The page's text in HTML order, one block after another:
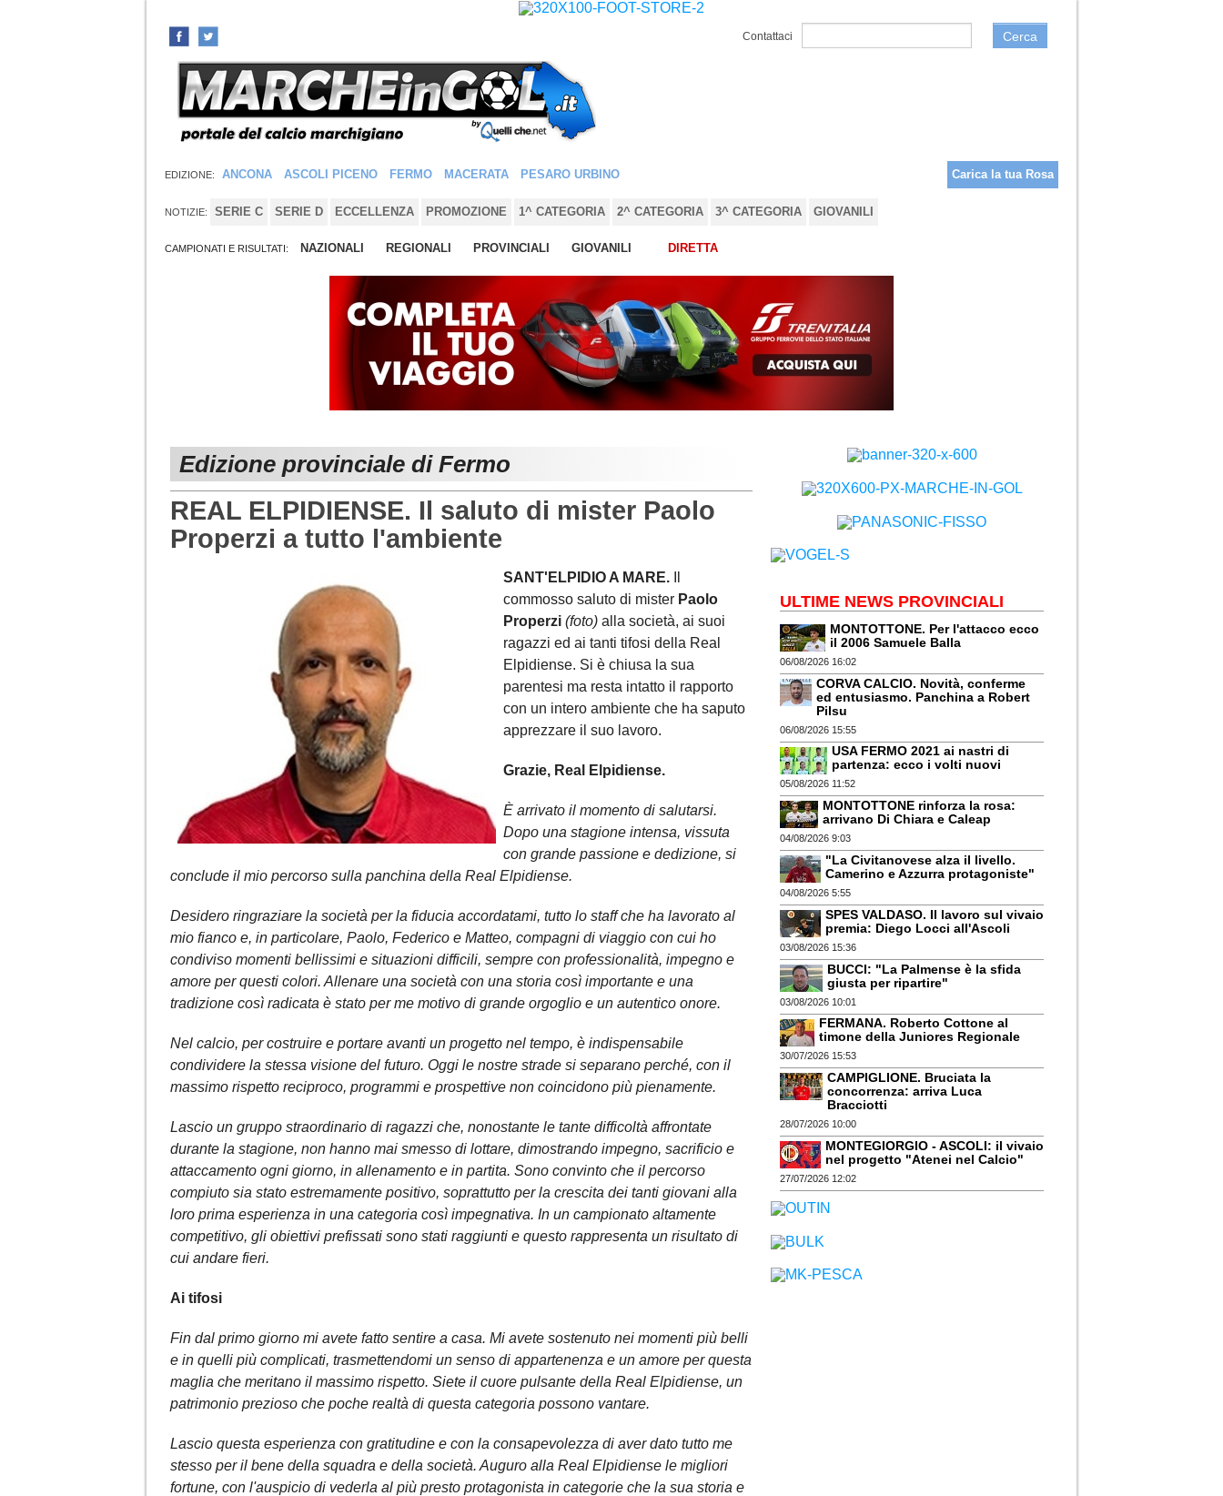
Contattaci Cerca
EDIZIONE: ANCONA ASCOLI PICENO FERMO MACERATA PESARO URBINO Carica la tua Rosa
NOTIZIE: SERIE C SERIE D ECCELLENZA PROMOZIONE 1^ CATEGORIA 2^ CATEGORIA 3^ CATEGORIA GIOVANILI
CAMPIONATI E RISULTATI: NAZIONALI REGIONALI PROVINCIALI GIOVANILI DIRETTA
Edizione provinciale di Fermo
REAL ELPIDIENSE. Il saluto di mister Paolo
Properzi a tutto l'ambiente
SANT'ELPIDIO A MARE.
commosso saluto di mister Paolo
Properzi (foto) alla società, ai suoi
ragazzi ed ai tanti tifosi della Real
Elpidiense. Si è chiusa la sua
parentesi ma resta intatto il rapporto
con un intero ambiente che ha saputo
apprezzare il suo lavoro.
Grazie, Real Elpidiense.
È arrivato il momento di salutarsi.
Dopo una stagione intensa, vissuta
con grande passione e dedizione, si
conclude il mio percorso sulla panchina della Real Elpidiense.
Desidero ringraziare la società per la fiducia accordatami, tutto lo staff che ha lavorato al
mio fianco e, in particolare, Paolo, Federico e Matteo, compagni di viaggio con cui ho
condiviso momenti bellissimi e situazioni difficili, sempre con professionalità, impegno e
amore per questi colori. Allenare una società con una storia così importante e una
tradizione così radicata è stato per me motivo di grande orgoglio e un autentico onore.
Nel calcio, per costruire e portare avanti un progetto nel tempo, è indispensabile
condividere la stessa visione del futuro. Oggi le nostre strade si separano perché, con il
massimo rispetto reciproco, programmi e prospettive non coincidono più pienamente.
Lascio un gruppo straordinario di ragazzi che, nonostante le tante difficoltà affrontate
durante la stagione, non hanno mai smesso di lottare, dimostrando impegno, sacrificio e
attaccamento ogni giorno, in allenamento e in partita. Sono convinto che il percorso
compiuto sia stato estremamente positivo, soprattutto per la crescita dei tanti giovani alla
loro prima esperienza in una categoria così impegnativa. In un campionato altamente
competitivo, gli obiettivi prefissati sono stati raggiunti e questo rappresenta un risultato di
cui andare fieri.
Ai tifosi
Fin dal primo giorno mi avete fatto sentire a casa. Mi avete sostenuto nei momenti più belli
e in quelli più complicati, trasmettendomi un senso di appartenenza e un amore per questa
maglia che meritano il massimo rispetto. Siete il cuore pulsante della Real Elpidiense, un
patrimonio prezioso che poche realtà di questa categoria possono vantare.
Lascio questa esperienza con gratitudine e con la consapevolezza di aver dato tutto me
stesso per il bene della squadra e della società. Auguro alla Real Elpidiense le migliori
fortune, con l'auspicio di vederla al più presto protagonista in categorie che la sua storia e
ULTIME NEWS PROVINCIALI
MONTOTTONE. Per l'attacco ecco
il 2006 Samuele Balla
06/08/2026 16:02
CORVA CALCIO. Novità, conferme
ed entusiasmo. Panchina a Robert
Pilsu
06/08/2026 15:55
USA FERMO 2021 ai nastri di
partenza: ecco i volti nuovi
05/08/2026 11:52
MONTOTTONE rinforza la rosa:
arrivano Di Chiara e Caleap
04/08/2026 9:03
"La Civitanovese alza il livello.
Camerino e Azzurra protagoniste"
04/08/2026 5:55
SPES VALDASO. Il lavoro sul vivaio
premia: Diego Locci all'Ascoli
03/08/2026 15:36
BUCCI: "La Palmense è la sfida
giusta per ripartire"
03/08/2026 10:01
FERMANA. Roberto Cottone al
timone della Juniores Regionale
30/07/2026 15:53
CAMPIGLIONE. Bruciata la
concorrenza: arriva Luca
Bracciotti
28/07/2026 10:00
MONTEGIORGIO - ASCOLI: il vivaio
nel progetto "Atenei nel Calcio"
27/07/2026 12:02